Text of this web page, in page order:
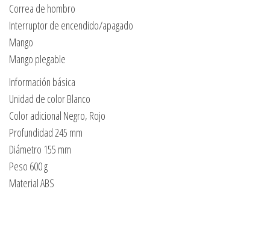
Correa de hombro
Interruptor de encendido/apagado
Mango
Mango plegable
Información básica
Unidad de color Blanco
Color adicional Negro, Rojo
Profundidad 245 mm
Diámetro 155 mm
Peso 600 g
Material ABS